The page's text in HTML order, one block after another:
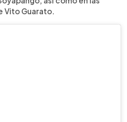
Vito Guarato.